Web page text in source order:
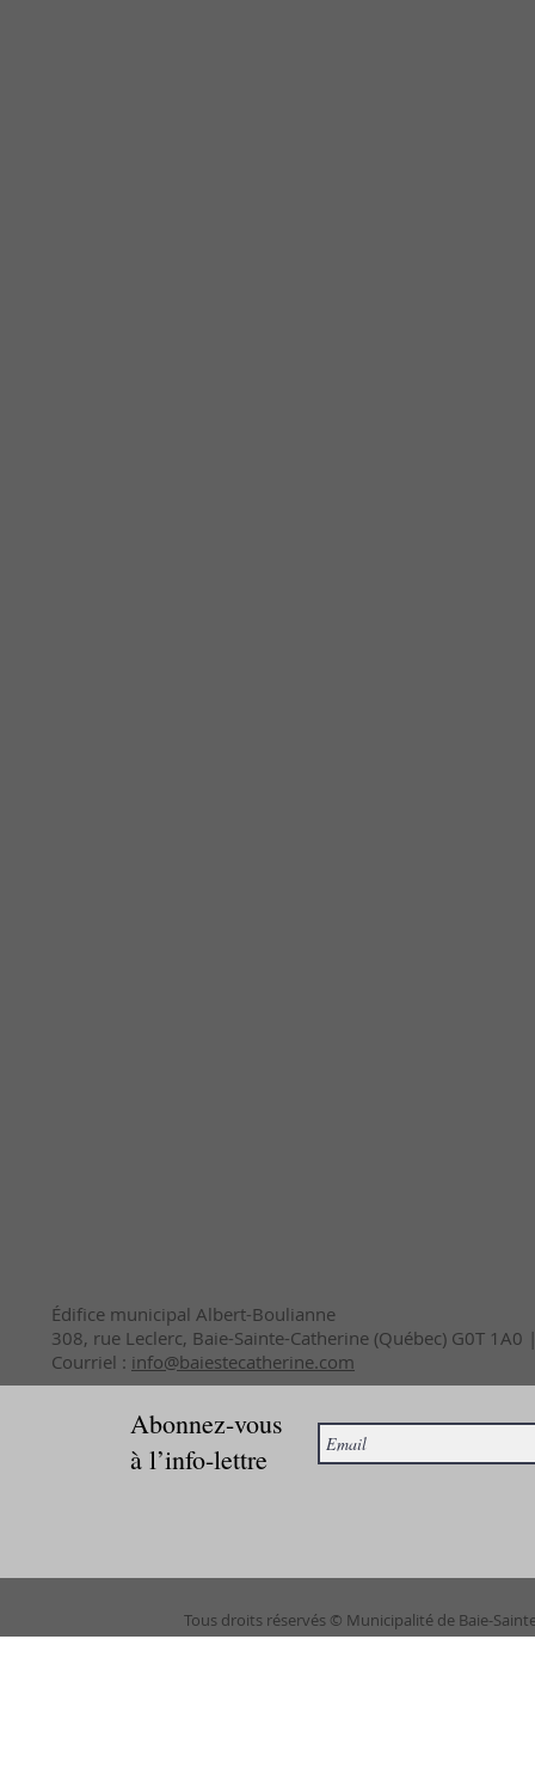
Édifice municipal Albert-Boulianne
308, rue Leclerc, Baie-Sainte-Catherine (Québec) G0T
Courriel : info@baiestecatherine.com
Abonnez-vous
à l’info-lettre
Tous droits réservés © Municipalité de Baie-